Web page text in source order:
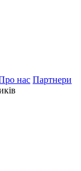
нас Партнери